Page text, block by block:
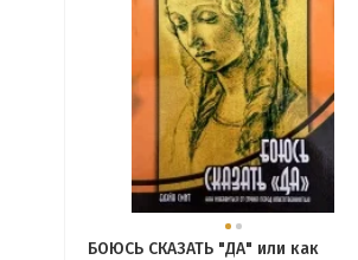
БОЮСЬ СКАЗАТЬ "ДА" или как